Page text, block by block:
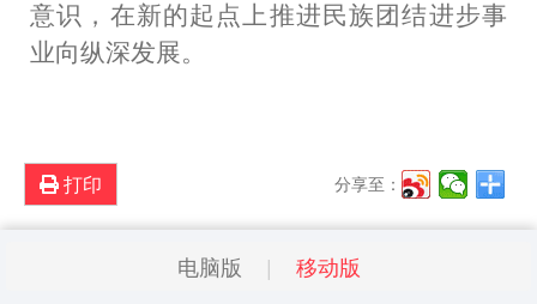
意识，在新的起点上推进民族团结进步事
业向纵深发展。
打印 分享至：
电脑版 移动版